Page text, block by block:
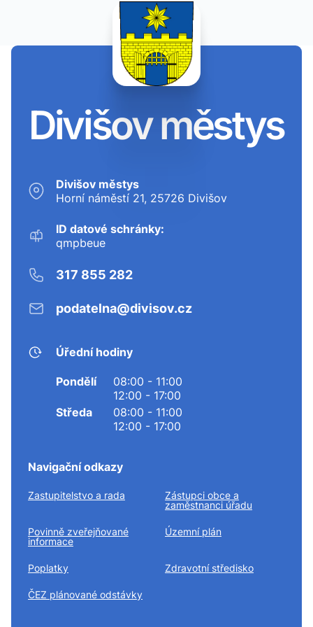
Divišov městys
Divišov městys
Horní náměstí 21, 25726 Divišov
ID datové schránky:
qmpbeue
317 855 282
podatelna@divisov.cz
Úřední hodiny
Pondělí
08:00 - 11:00
12:00 - 17:00
Středa
08:00 - 11:00
12:00 - 17:00
Navigační odkazy
Zastupitelstvo a rada
Zástupci obce a
zaměstnanci úřadu
Povinně zveřejňované
informace
Územní plán
Poplatky Zdravotní středisko
ČEZ plánované odstávky